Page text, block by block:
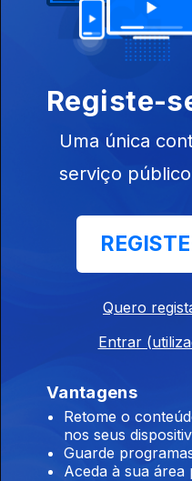
Registe-
Uma única
serviço
Quero
Entrar
Vantagens
Retome o
nos seus
Guarde
Aceda à sua área